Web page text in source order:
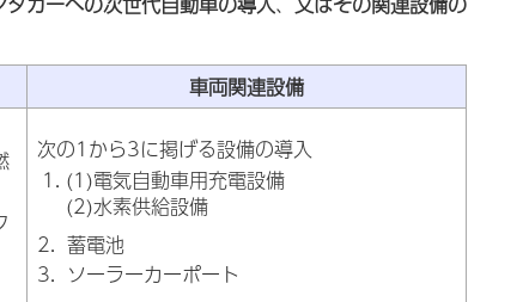
車両関連設備
次の1から3に掲げる設備の導入
(1)電気自動車用充電設備
(2)水素供給設備
2. 蓄電池
3. ソーラーカーポート